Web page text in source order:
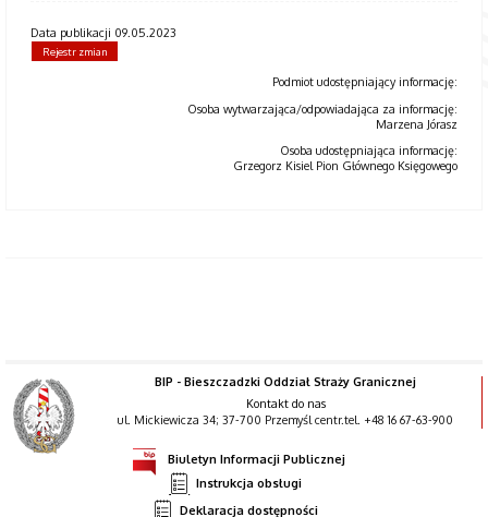
Data publikacji 09.05.2023
Rejestr zmian
Podmiot udostępniający informację:
Osoba wytwarzająca/odpowiadająca za informację:
Marzena Jórasz
Osoba udostępniająca informację:
Grzegorz Kisiel Pion Głównego Księgowego
BIP - Bieszczadzki Oddział Straży Granicznej
Kontakt do nas
ul. Mickiewicza 34; 37-700 Przemyśl centr.tel. +48 16 67-63-900
Biuletyn Informacji Publicznej
Instrukcja obsługi
Deklaracja dostępności